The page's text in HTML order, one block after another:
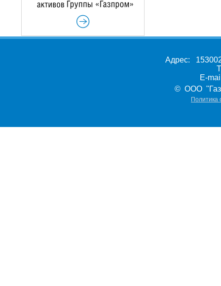
Адрес:
E-
© ООО
Политика